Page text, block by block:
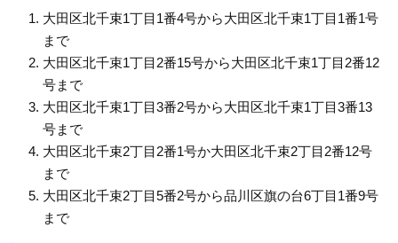
大田区北千束1丁目1番4号から大田区北千束1丁目1番1号
まで
大田区北千束1丁目2番15号から大田区北千束1丁目2番12
号まで
大田区北千束1丁目3番2号から大田区北千束1丁目3番13
号まで
大田区北千束2丁目2番1号か大田区北千束2丁目2番12号
まで
大田区北千束2丁目5番2号から品川区旗の台6丁目1番9号
まで